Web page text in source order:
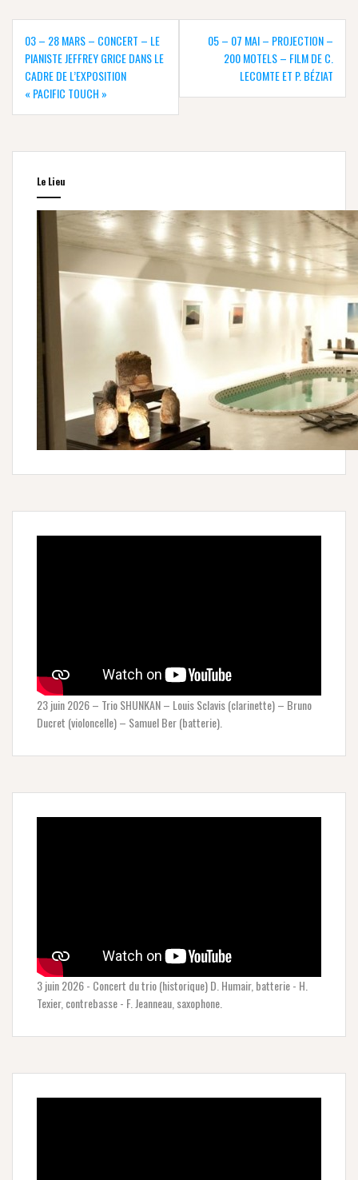
Navigation
l’article
03 – 28 MARS – CONCERT – LE
PIANISTE JEFFREY GRICE DANS LE
CADRE DE L’EXPOSITION
« PACIFIC TOUCH »
05 – 07 MAI – PROJECTION –
200 MOTELS – FILM DE C.
LECOMTE ET P. BÉZIAT
Le Lieu
23 juin 2026 – Trio SHUNKAN – Louis Sclavis (clarinette) – Bruno
Ducret (violoncelle) – Samuel Ber (batterie).
3 juin 2026 - Concert du trio (historique) D. Humair, batterie - H.
Texier, contrebasse - F. Jeanneau, saxophone.